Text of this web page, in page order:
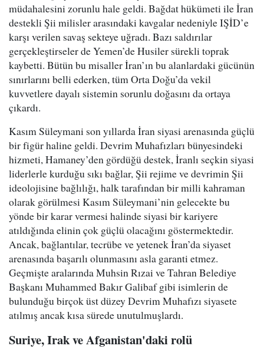
müdahalesini zorunlu hale geldi. Bağdat hükümeti ile İran
destekli Şii milisler arasındaki kavgalar nedeniyle IŞİD’e
karşı verilen savaş sekteye uğradı. Bazı saldırılar
gerçekleştirseler de Yemen’de Husiler sürekli toprak
kaybetti. Bütün bu misaller İran’ın bu alanlardaki gücünün
sınırlarını belli ederken, tüm Orta Doğu’da vekil
kuvvetlere dayalı sistemin sorunlu doğasını da ortaya
çıkardı.
Kasım Süleymani son yıllarda İran siyasi arenasında güçlü
bir figür haline geldi. Devrim Muhafızları bünyesindeki
hizmeti, Hamaney’den gördüğü destek, İranlı seçkin siyasi
liderlerle kurduğu sıkı bağlar, Şii rejime ve devrimin Şii
ideolojisine bağlılığı, halk tarafından bir milli kahraman
olarak görülmesi Kasım Süleymani’nin gelecekte bu
yönde bir karar vermesi halinde siyasi bir kariyere
atıldığında elinin çok güçlü olacağını göstermektedir.
Ancak, bağlantılar, tecrübe ve yetenek İran’da siyaset
arenasında başarılı olunmasını asla garanti etmez.
Geçmişte aralarında Muhsin Rızai ve Tahran Belediye
Başkanı Muhammed Bakır Galibaf gibi isimlerin de
bulunduğu birçok üst düzey Devrim Muhafızı siyasete
atılmış ancak kısa sürede unutulmuşlardı.
Suriye, Irak ve Afganistan'daki rolü